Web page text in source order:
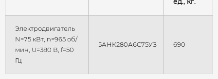
Электродвигатель
N=75 кВт, n=965 об/
мин, U=380 В, f=50
Гц
5АНК280А6С75УЗ 690